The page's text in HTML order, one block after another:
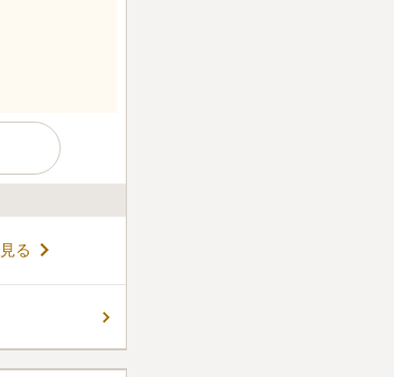
ほえましい
車が通る様子
いには飲食
て帰ること
る